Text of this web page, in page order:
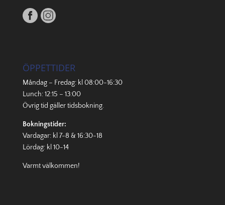
ÖPPETTIDER
Måndag – Fredag: kl 08:00-16:30
Lunch: 12:15 – 13:00
Övrig tid gällertidsbokning.
Bokningstider:
Vardagar: kl 7-8 & 16:30-18
Lördag: kl 10-14
Varmt välkommen!